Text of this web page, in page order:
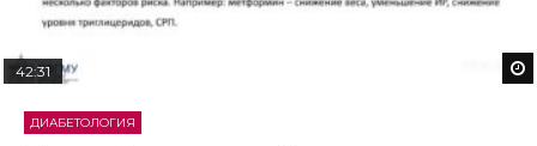
42:31
ДИАБЕТОЛОГИЯ